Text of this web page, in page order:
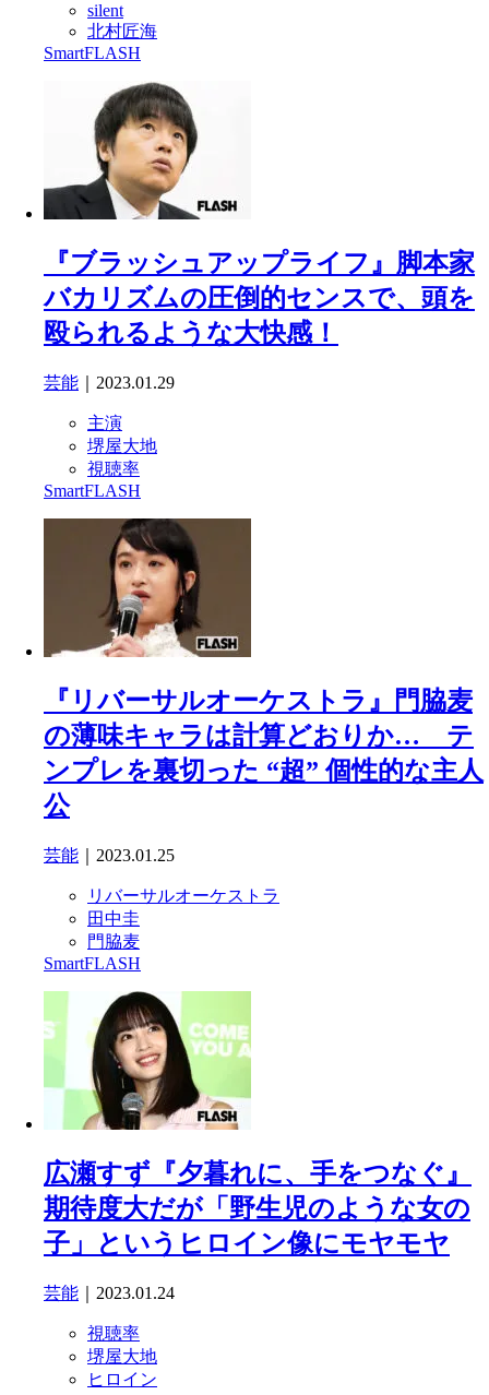
silent
北村匠海
SmartFLASH
『ブラッシュアップライフ』脚本家
バカリズムの圧倒的センスで、頭を
殴られるような大快感！
芸能 ｜2023.01.29
主演
堺屋大地
視聴率
SmartFLASH
『リバーサルオーケストラ』門脇麦
の薄味キャラは計算どおりか… テ
ンプレを裏切った “超” 個性的な主人
公
芸能 ｜2023.01.25
リバーサルオーケストラ
田中圭
門脇麦
SmartFLASH
広瀬すず『夕暮れに、手をつなぐ』
期待度大だが「野生児のような女の
子」というヒロイン像にモヤモヤ
芸能 ｜2023.01.24
視聴率
堺屋大地
ヒロイン